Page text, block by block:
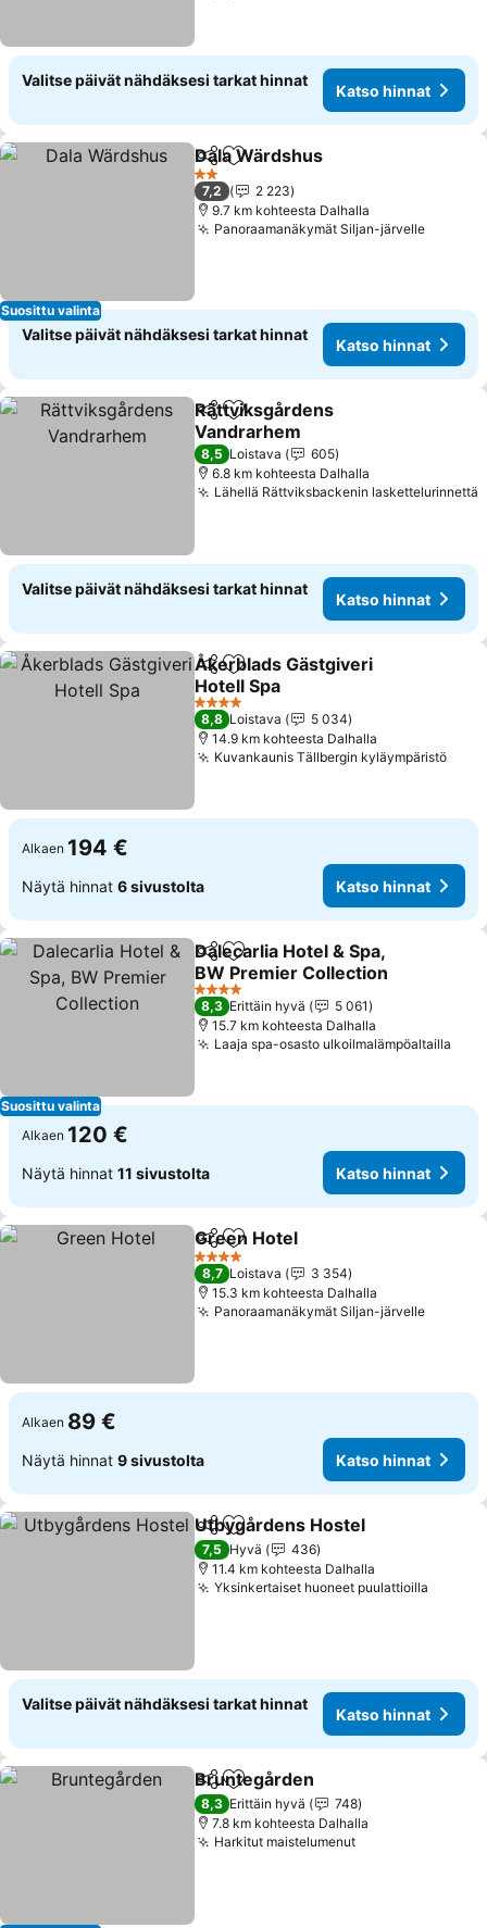
Valitse päivät nähdäksesi tarkat hinnat
Katso hinnat
Suosittu valinta
Jaa Lisää suosikkeihin
Dala Wärdshus
2 Tähtiluokitus
7,2
2 223
9.7 km kohteesta Dalhalla
Panoraamanäkymät Siljan-järvelle
Valitse päivät nähdäksesi tarkat hinnat
Katso hinnat
Jaa Lisää suosikkeihin
Rättviksgårdens
Vandrarhem
8,5 Loistava
605
6.8 km kohteesta Dalhalla
Lähellä Rättviksbackenin laskettelurinnettä
Valitse päivät nähdäksesi tarkat hinnat
Katso hinnat
Jaa Lisää suosikkeihin
Åkerblads Gästgiveri
Hotell Spa
4 Tähtiluokitus
8,8 Loistava
5 034
14.9 km kohteesta Dalhalla
Kuvankaunis Tällbergin kyläympäristö
Alkaen 194 €
Näytä hinnat 6 sivustolta Katso hinnat
Suosittu valinta
Jaa Lisää suosikkeihin
Dalecarlia Hotel & Spa,
BW Premier Collection
4 Tähtiluokitus
8,3 Erittäin hyvä
5 061
15.7 km kohteesta Dalhalla
Laaja spa-osasto ulkoilmalämpöaltailla
Alkaen 120 €
Näytä hinnat 11 sivustolta Katso hinnat
Jaa Lisää suosikkeihin
Green Hotel
4 Tähtiluokitus
8,7 Loistava
3 354
15.3 km kohteesta Dalhalla
Panoraamanäkymät Siljan-järvelle
Alkaen 89 €
Näytä hinnat 9 sivustolta Katso hinnat
Jaa Lisää suosikkeihin
Utbygårdens Hostel
7,5 Hyvä
436
11.4 km kohteesta Dalhalla
Yksinkertaiset huoneet puulattioilla
Valitse päivät nähdäksesi tarkat hinnat
Katso hinnat
Jaa Lisää suosikkeihin
Bruntegården
8,3 Erittäin hyvä
748
7.8 km kohteesta Dalhalla
Harkitut maistelumenut